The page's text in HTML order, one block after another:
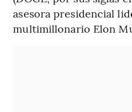
asesora presidencial
multimillonario Elon